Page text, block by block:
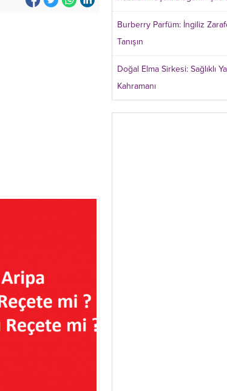
Burberry Parfüm: İngiliz
Tanışın
Doğal Elma Sirkesi: Sağlıklı
Kahramanı